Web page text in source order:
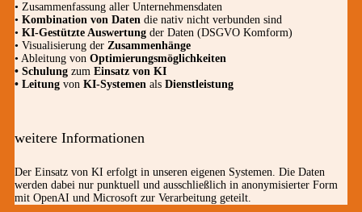
• Zusammenfassung aller Unternehmensdaten
• Kombination von Daten die nativ nicht verbunden sind
• KI-Gestützte Auswertung der Daten (DSGVO Komform)
• Visualisierung der Zusammenhänge
• Ableitung von Optimierungsmöglichkeiten
• Schulung zum Einsatz von KI
• Leitung von KI-Systemen als Dienstleistung
weitere Informationen
Der Einsatz von KI erfolgt in unseren eigenen Systemen. Die Daten
werden dabei nur punktuell und ausschließlich in anonymisierter Form
mit OpenAI und Microsoft zur Verarbeitung geteilt.